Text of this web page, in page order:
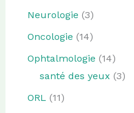
Neurologie (3)
Oncologie (14)
Ophtalmologie (14)
santé des yeux (3)
ORL (11)